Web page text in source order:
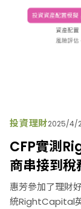
投資理財2025/4/
CFP實測
商串接到
惠芳參加了理財
統RightCapital